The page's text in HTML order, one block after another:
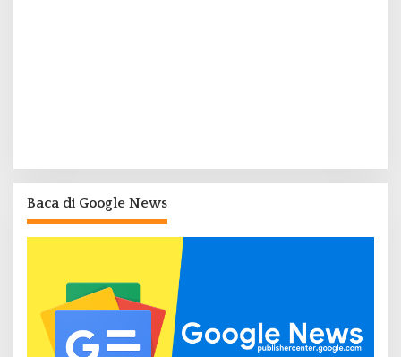
Baca di Google News